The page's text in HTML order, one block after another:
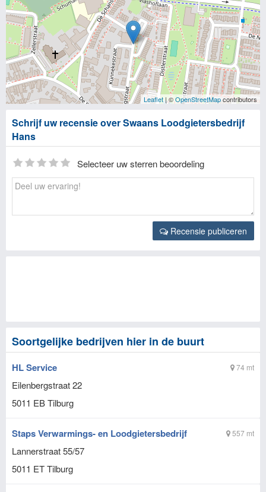
Leaflet | ©OpenStreetMapcontributors
Schrijf uw recensie over Swaans Loodgietersbedrijf
Hans
Selecteer uw sterren beoordeling
Recensie publiceren
Soortgelijke bedrijven hier in de buurt
74 mt
HL Service
Eilenbergstraat 22
5011 EBTilburg
557 mt
Staps Verwarmings- en Loodgietersbedrijf
Lannerstraat 55/57
5011 ETTilburg